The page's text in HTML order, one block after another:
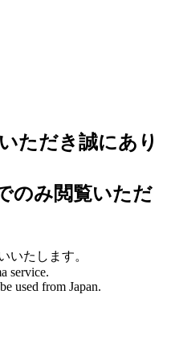
ただき誠にあり
のみ閲覧いただ
いたします。
service.
used from Japan.